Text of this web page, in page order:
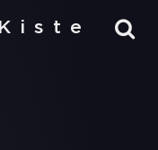
Kiste